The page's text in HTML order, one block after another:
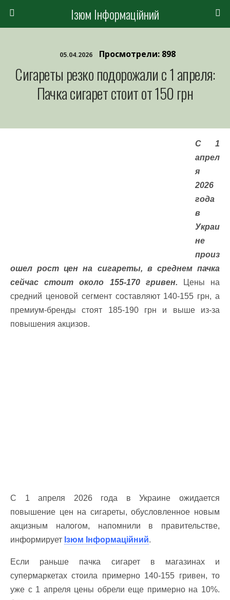
Ізюм Інформаційний
05.04.2026 Просмотрели: 898
Сигареты резко подорожали с 1 апреля:
Пачка сигарет стоит от 150 грн
С 1
апрел
я
2026
года
в
Украи
не
произ
ошел рост цен на сигареты, в среднем пачка
сейчас стоит около 155-170 гривен.
Цены на
средний ценовой сегмент составляют 140-155 грн, а
премиум-бренды стоят 185-190 грн и выше из-за
повышения акцизов.
С 1 апреля 2026 года в Украине ожидается
повышение цен на сигареты, обусловленное новым
акцизным налогом, напомнили в правительстве,
информирует Ізюм Інформаційний.
Если раньше пачка сигарет в магазинах и
супермаркетах стоила примерно 140-155 гривен, то
уже с 1 апреля цены обрели еще примерно на 10%.